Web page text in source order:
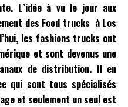
L’idée à vu le jour aux
des Food trucks à Los
les fashions trucks ont
et sont devenus une
de distribution. Il en
qui sont tous spécialisés
et seulement un seul est